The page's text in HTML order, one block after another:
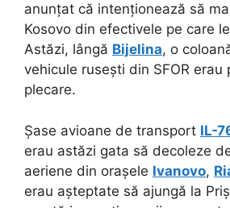
anunțat că intenționează să
Kosovo din efectivele pe care
Astăzi, lângă Bijelina, o
vehicule rusești din SFOR erau
plecare.
Șase avioane de transport IL-
erau astăzi gata să decoleze
aeriene din orașele Ivanovo,
erau așteptate să ajungă la